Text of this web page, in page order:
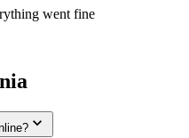
went fine